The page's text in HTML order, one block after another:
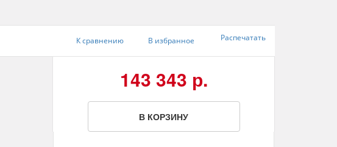
К сравнению В избранное Распечатать
143 343 р.
В КОРЗИНУ